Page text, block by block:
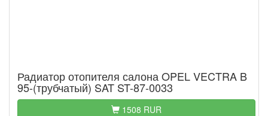
Радиатор отопителя салона OPEL VECTRA B
95-(трубчатый) SAT ST-87-0033
1508 RUR